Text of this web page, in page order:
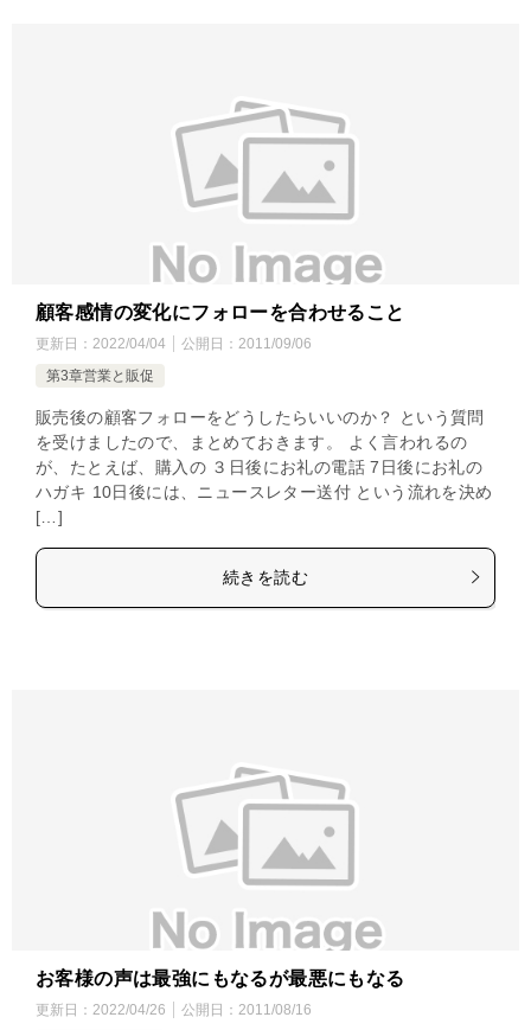
顧客感情の変化にフォローを合わせること
更新日： 2022/04/04 公開日： 2011/09/06
第3章営業と販促
販売後の顧客フォローをどうしたらいいのか？ という質問
を受けましたので、まとめておきます。 よく言われるの
が、たとえば、購入の ３日後にお礼の電話 7日後にお礼の
ハガキ 10日後には、ニュースレター送付 という流れを決め
[…]
続きを読む
お客様の声は最強にもなるが最悪にもなる
更新日： 2022/04/26 公開日： 2011/08/16